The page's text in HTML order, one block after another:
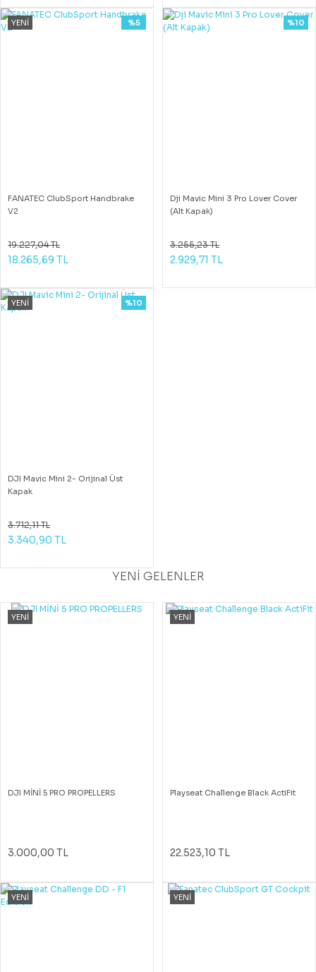
YENİ
FANATEC ClubSport Handbrake
V2
%5
19.227,04 TL
18.265,69 TL
Dji Mavic Mini 3 Pro Lover Cover
(Alt Kapak)
%10
3.255,23 TL
2.929,71 TL
YENİ
DJI Mavic Mini 2- Orijinal Üst
Kapak
%10
3.712,11 TL
3.340,90 TL
YENİ GELENLER
YENİ
DJI MİNİ 5 PRO PROPELLERS
3.000,00 TL
YENİ
Playseat Challenge Black ActiFit
22.523,10 TL
YENİ YENİ